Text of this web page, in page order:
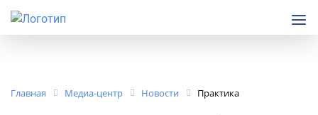
Главная Медиа-центр Новости Практика